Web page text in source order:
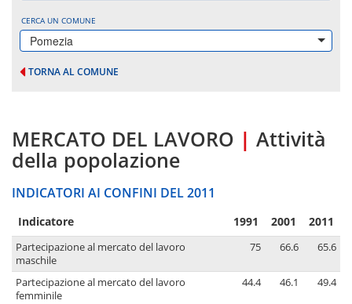
CERCA UN COMUNE
Pomezia
TORNA AL COMUNE
MERCATO DEL LAVORO | Attività
della popolazione
INDICATORI AI CONFINI DEL 2011
Indicatore 1991 2001 2011
Partecipazione al mercato del lavoro
maschile
75 66.6 65.6
Partecipazione al mercato del lavoro
femminile
44.4 46.1 49.4